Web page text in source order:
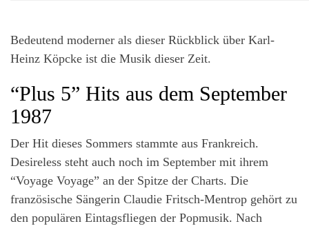
Bedeutend moderner als dieser Rückblick über Karl-
Heinz Köpcke ist die Musik dieser Zeit.
“Plus 5” Hits aus dem September
1987
Der Hit dieses Sommers stammte aus Frankreich.
Desireless steht auch noch im September mit ihrem
“Voyage Voyage” an der Spitze der Charts. Die
französische Sängerin Claudie Fritsch-Mentrop gehört zu
den populären Eintagsfliegen der Popmusik. Nach